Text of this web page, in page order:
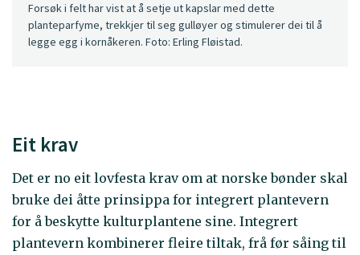
Forsøk i felt har vist at å setje ut kapslar med dette
planteparfyme, trekkjer til seg gulløyer og stimulerer dei til å
legge egg i kornåkeren. Foto: Erling Fløistad.
Eit krav
Det er no eit lovfesta krav om at norske bønder skal
bruke dei åtte prinsippa for integrert plantevern
for å beskytte kulturplantene sine. Integrert
plantevern kombinerer fleire tiltak, frå før såing til